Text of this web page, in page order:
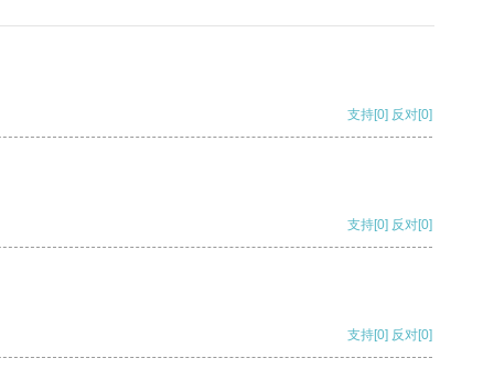
支持[0] 反对[0]
支持[0] 反对[0]
支持[0] 反对[0]